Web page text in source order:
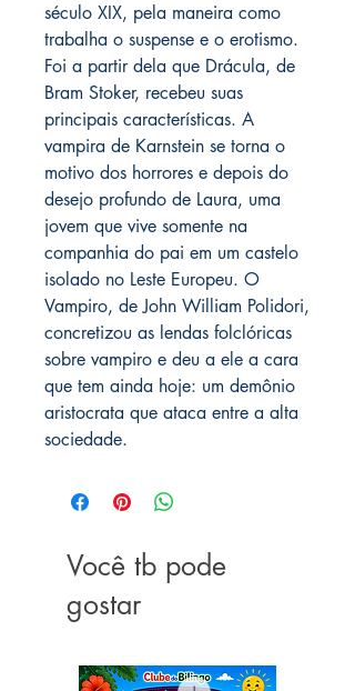
século XIX, pela maneira como
trabalha o suspense e o erotismo.
Foi a partir dela que Drácula, de
Bram Stoker, recebeu suas
principais características. A
vampira de Karnstein se torna o
motivo dos horrores e depois do
desejo profundo de Laura, uma
jovem que vive somente na
companhia do pai em um castelo
isolado no Leste Europeu. O
Vampiro, de John William Polidori,
concretizou as lendas folclóricas
sobre vampiro e deu a ele a cara
que tem ainda hoje: um demônio
aristocrata que ataca entre a alta
sociedade.
Você tb pode
gostar